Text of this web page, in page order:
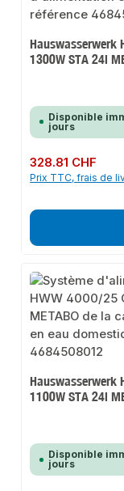
Hauswasserwerk
1300W STA 24l
Disponible
jours
Prix régulier :
328.81 CHF
Prix TTC, frais de
Hauswasserwerk
1100W STA 24l
Disponible
jours